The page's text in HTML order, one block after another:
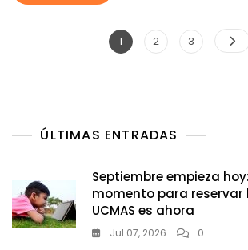
Uso
Y
La
Página
1 Página
2 Página
3
ÚLTIMAS ENTRADAS
Septiembre empieza
momento para reservar
UCMAS es ahora
Jul 07, 2026 0